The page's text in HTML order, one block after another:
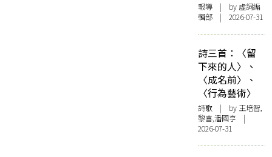
報導 | by 虛詞編
輯部 | 2026-07-31
詩三首：〈留
下來的人〉、
〈成名前〉、
〈行為藝術〉
詩歌 | by 王培智,
黎喜,潘國亨 |
2026-07-31